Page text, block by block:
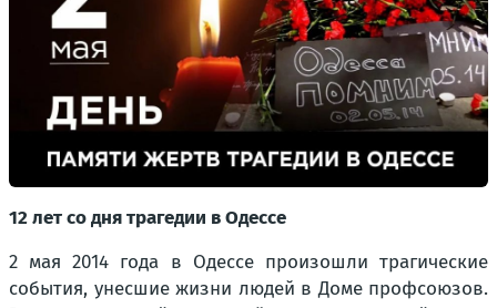
12 лет со дня трагедии в Одессе
2 мая 2014 года в Одессе произошли трагические
события, унесшие жизни людей в Доме профсоюзов.